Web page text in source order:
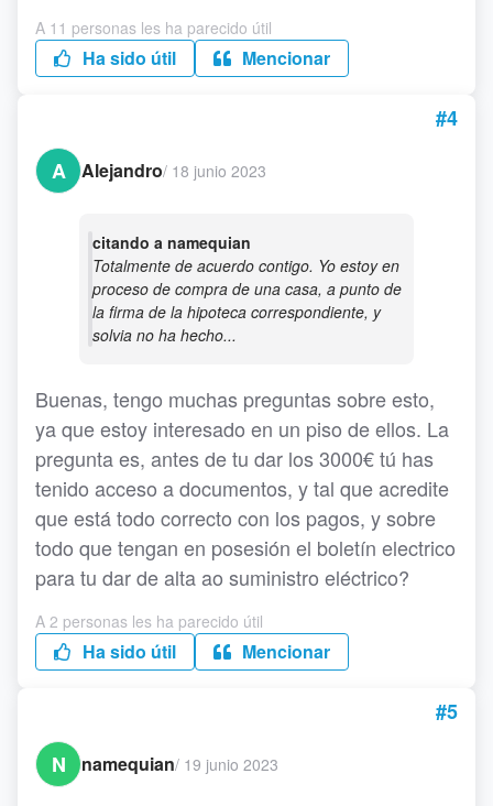
A 11 personas les ha parecido útil
Ha sido útil Mencionar
#4
A
Alejandro/ 18 junio 2023
citando a namequian
Totalmente de acuerdo contigo. Yo estoy en
proceso de compra de una casa, a punto de
la firma de la hipoteca correspondiente, y
solvia no ha hecho...
Buenas, tengo muchas preguntas sobre esto,
ya que estoy interesado en un piso de ellos. La
pregunta es, antes de tu dar los 3000€ tú has
tenido acceso a documentos, y tal que acredite
que está todo correcto con los pagos, y sobre
todo que tengan en posesión el boletín electrico
para tu dar de alta ao suministro eléctrico?
A 2 personas les ha parecido útil
Ha sido útil Mencionar
#5
N
namequian/ 19 junio 2023